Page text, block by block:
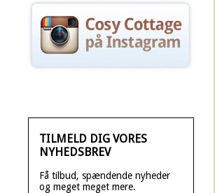
TILMELD DIG VORES
NYHEDSBREV
Få tilbud, spændende nyheder
og meget meget mere.